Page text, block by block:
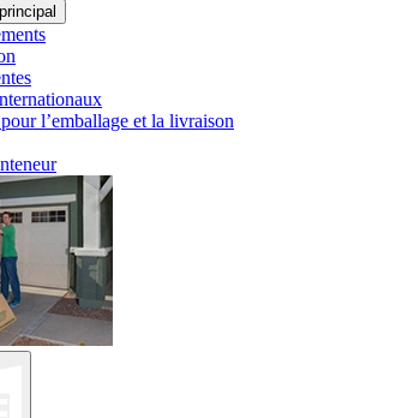
l’emballage et la livraison